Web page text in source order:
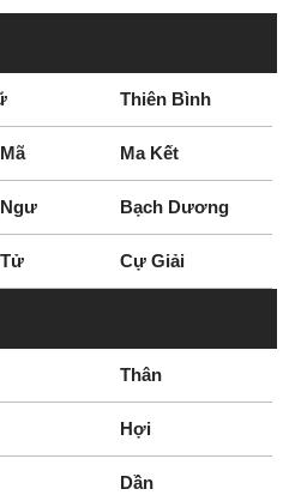
Thiên Bình
Ma Kết
Bạch Dương
Cự Giải
Thân
Hợi
Dần